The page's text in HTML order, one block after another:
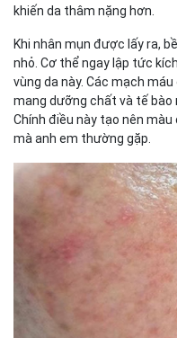
khiến da thâm nặng hơn.
Khi nhân mụn được lấy ra,
nhỏ. Cơ thể ngay lập tức
vùng da này. Các mạch
mang dưỡng chất và tế bào
Chính điều này tạo nên
mà anh em thường gặp.